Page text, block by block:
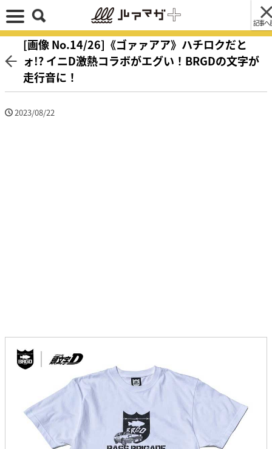
記事へ
[画像 No.14/26]《ゴァァアア》ハチロクだと
ォ!? イニD激熱コラボがエグい！BRGDの文字が
走行音に！
2023/08/22